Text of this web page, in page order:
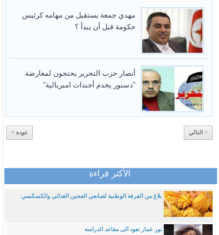
مهدي جمعة يستقيل من مهامه كرئيس
حكومة قبل أن يبدأ ؟
أنصار حزب التحرير يحتجون لمعارضة
"دستور يخدم أجندات امبريالية"
عودة > < التالي
الأكثر قراءة
بلاغ من الغرفة الوطنية لصانعي العجين الغذائي والكسكسي
نور عمار تعود الى مقاعد الدراسة